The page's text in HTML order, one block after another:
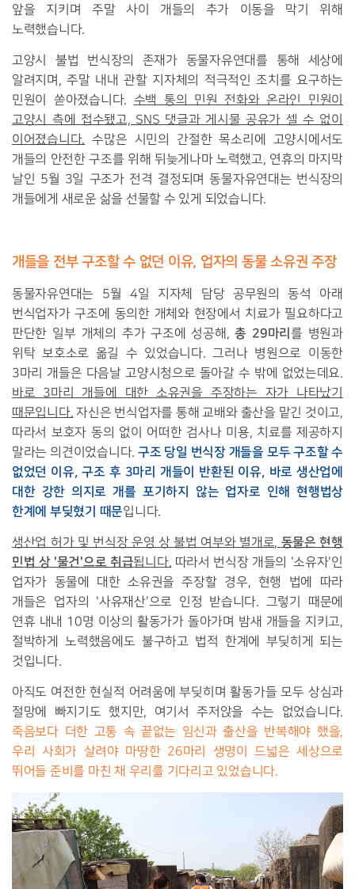
앞을 지키며 주말 사이 개들의 추가 이동을 막기 위해
노력했습니다.
고양시 불법 번식장의 존재가 동물자유연대를 통해 세상에
알려지며, 주말 내내 관할 지자체의 적극적인 조치를 요구하는
민원이 쏟아졌습니다. 수백 통의 민원 전화와 온라인 민원이
고양시 측에 접수됐고, SNS 댓글과 게시물 공유가 셀 수 없이
이어졌습니다. 수많은 시민의 간절한 목소리에 고양시에서도
개들의 안전한 구조를 위해 뒤늦게나마 노력했고, 연휴의 마지막
날인 5월 3일 구조가 전격 결정되며 동물자유연대는 번식장의
개들에게 새로운 삶을 선물할 수 있게 되었습니다.
개들을 전부 구조할 수 없던 이유, 업자의 동물 소유권 주장
동물자유연대는 5월 4일 지자체 담당 공무원의 동석 아래
번식업자가 구조에 동의한 개체와 현장에서 치료가 필요하다고
판단한 일부 개체의 추가 구조에 성공해,총 29마리를 병원과
위탁 보호소로 옮길 수 있었습니다. 그러나 병원으로 이동한
3마리 개들은 다음날 고양시청으로 돌아갈 수 밖에 없었는데요.
바로 3마리 개들에 대한 소유권을 주장하는 자가 나타났기
때문입니다. 자신은 번식업자를 통해 교배와 출산을 맡긴 것이고,
따라서 보호자 동의 없이 어떠한 검사나 미용, 치료를 제공하지
말라는 의견이었습니다. 구조 당일 번식장 개들을 모두 구조할 수
없었던 이유, 구조 후 3마리 개들이 반환된 이유, 바로 생산업에
대한 강한 의지로 개를 포기하지 않는 업자로 인해 현행법상
한계에 부딪혔기 때문입니다.
생산업 허가 및 번식장 운영 상 불법 여부와 별개로, 동물은 현행
민법 상 '물건'으로 취급됩니다. 따라서 번식장 개들의 '소유자'인
업자가 동물에 대한 소유권을 주장할 경우, 현행 법에 따라
개들은 업자의 '사유재산'으로 인정 받습니다. 그렇기 때문에
연휴 내내 10명 이상의 활동가가 돌아가며 밤새 개들을 지키고,
절박하게 노력했음에도 불구하고 법적 한계에 부딪히게 되는
것입니다.
아직도 여전한 현실적 어려움에 부딪히며 활동가들 모두 상심과
절망에 빠지기도 했지만, 여기서 주저앉을 수는 없었습니다.
죽음보다 더한 고통 속 끝없는 임신과 출산을 반복해야 했을,
우리 사회가 살려야 마땅한 26마리 생명이 드넓은 세상으로
뛰어들 준비를 마친 채 우리를 기다리고 있었습니다.